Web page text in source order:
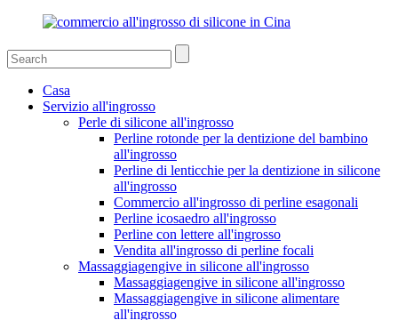
Casa
Servizio all'ingrosso
Perle di silicone all'ingrosso
Perline rotonde per la dentizione del bambino
all'ingrosso
Perline di lenticchie per la dentizione in silicone
all'ingrosso
Commercio all'ingrosso di perline esagonali
Perline icosaedro all'ingrosso
Perline con lettere all'ingrosso
Vendita all'ingrosso di perline focali
Massaggiagengive in silicone all'ingrosso
Massaggiagengive in silicone all'ingrosso
Massaggiagengive in silicone alimentare
all'ingrosso